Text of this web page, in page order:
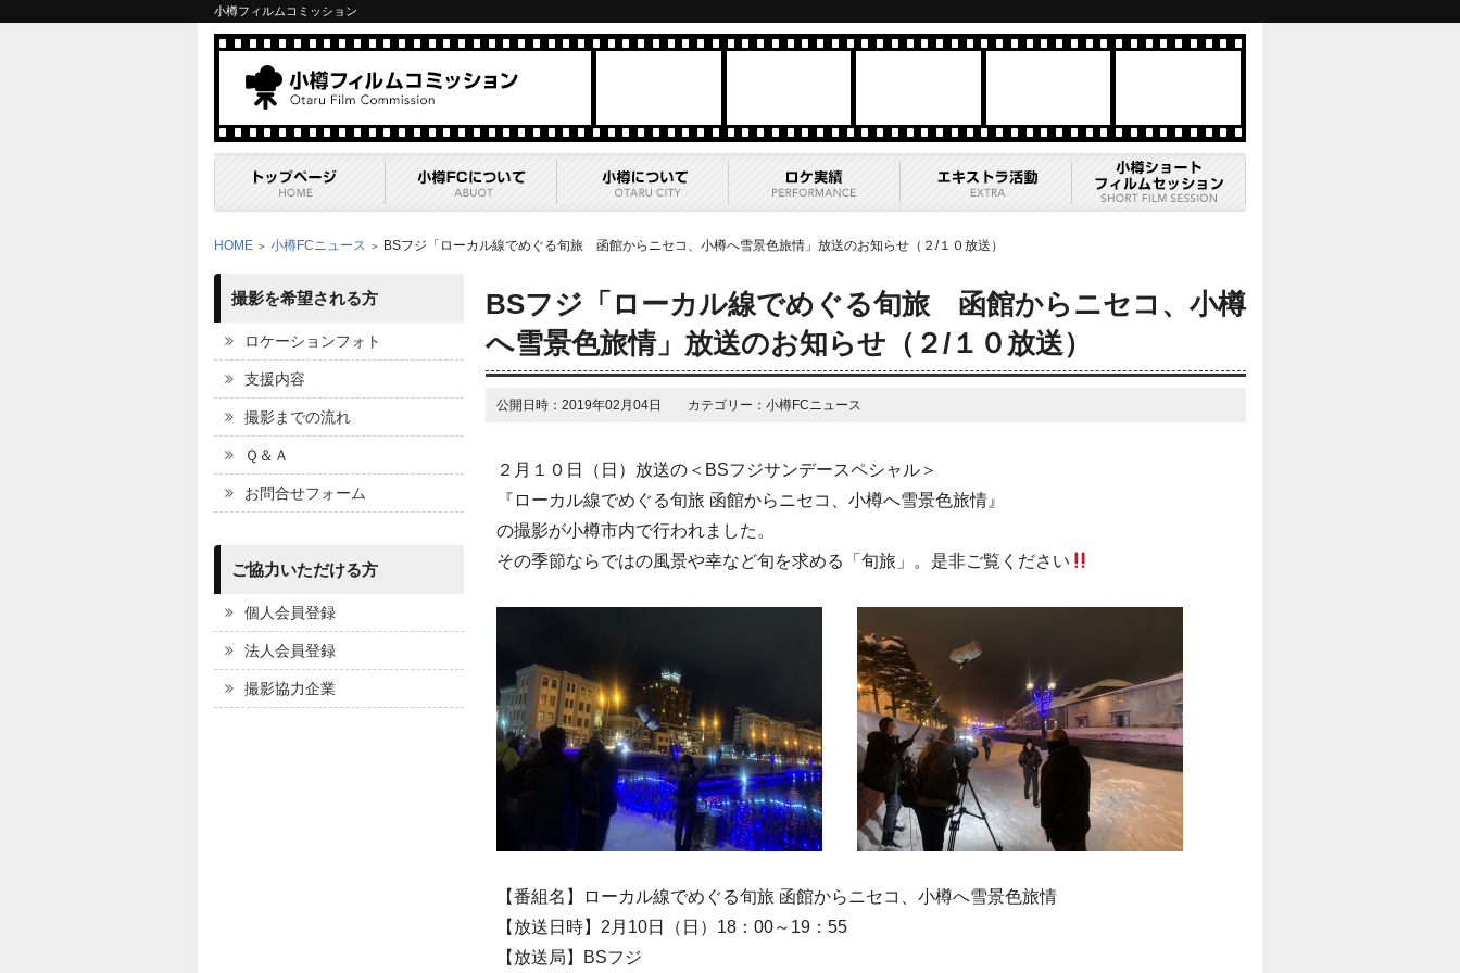
小樽フィルムコミッション
HOME ＞ 小樽FCニュース ＞ BSフジ「ローカル線でめぐる旬旅 函館からニセコ、小樽へ雪景色旅情」放送のお知らせ（２/１０放送）
BSフジ「ローカル線でめぐる旬旅 函館からニセコ、小樽
へ雪景色旅情」放送のお知らせ（２/１０放送）
公開日時：2019年02月04日 カテゴリー：小樽FCニュース
２月１０日（日）放送の＜BSフジサンデースペシャル＞
『ローカル線でめぐる旬旅 函館からニセコ、小樽へ雪景色旅情』
の撮影が小樽市内で行われました。
その季節ならではの風景や幸など旬を求める「旬旅」。是非ご覧ください
【番組名】ローカル線でめぐる旬旅 函館からニセコ、小樽へ雪景色旅情
【放送日時】2月10日（日）18：00～19：55
【放送局】BSフジ
撮影を希望される方
ロケーションフォト
支援内容
撮影までの流れ
Ｑ＆Ａ
お問合せフォーム
ご協力いただける方
個人会員登録
法人会員登録
撮影協力企業